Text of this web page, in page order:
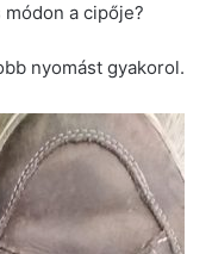
a cipője?
nyomást gyakorol.